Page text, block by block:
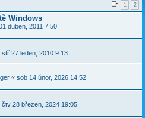
1 2
Windows
duben, 2011 7:50
stř 27 leden, 2010 9:13
« sob 14 únor, 2026 14:52
čtv 28 březen, 2024 19:05